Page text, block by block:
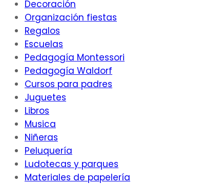
Decoración
Organización fiestas
Regalos
Escuelas
Pedagogía Montessori
Pedagogía Waldorf
Cursos para padres
Juguetes
Libros
Musica
Niñeras
Peluquería
Ludotecas y parques
Materiales de papelería